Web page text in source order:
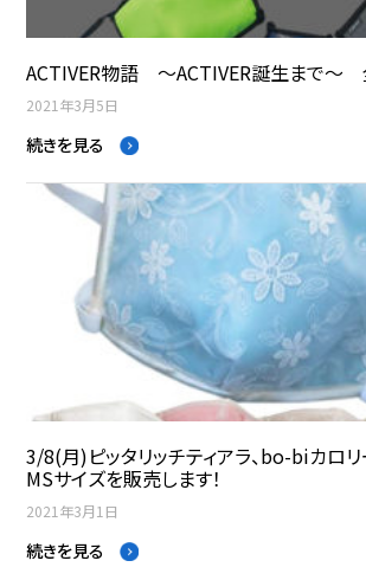
ACTIVER物語 ～ACTIVER誕生まで～
2021年3月5日
続きを見る
3/8(月)ピッタリッチティアラ、bo-biカロリ
MSサイズを販売します！
2021年3月1日
続きを見る